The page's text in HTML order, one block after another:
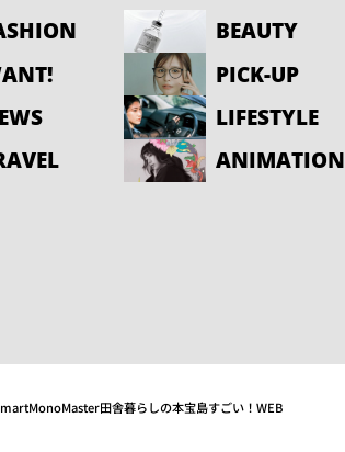
BEAUTY
PICK-UP
LIFESTYLE
ANIMATION
MonoMaster田舎暮らしの本宝島すごい！WEB